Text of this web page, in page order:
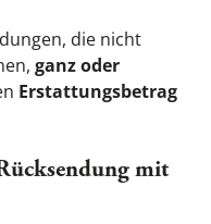
die nicht
ganz oder
Erstattungsbetrag
mit